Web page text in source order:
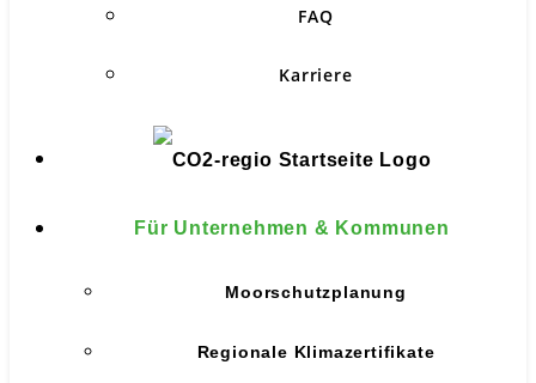
FAQ
Karriere
Für Unternehmen & Kommunen
Moorschutzplanung
Regionale Klimazertifikate